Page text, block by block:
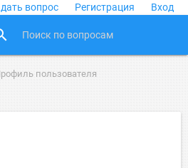
вопрос Регистрация Вход
пользователя